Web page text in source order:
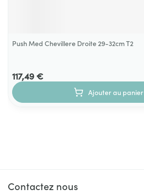
Push Med Chevillere Droite 29-32cm T2
117,49 €
Ajouter au panier
Contactez nous